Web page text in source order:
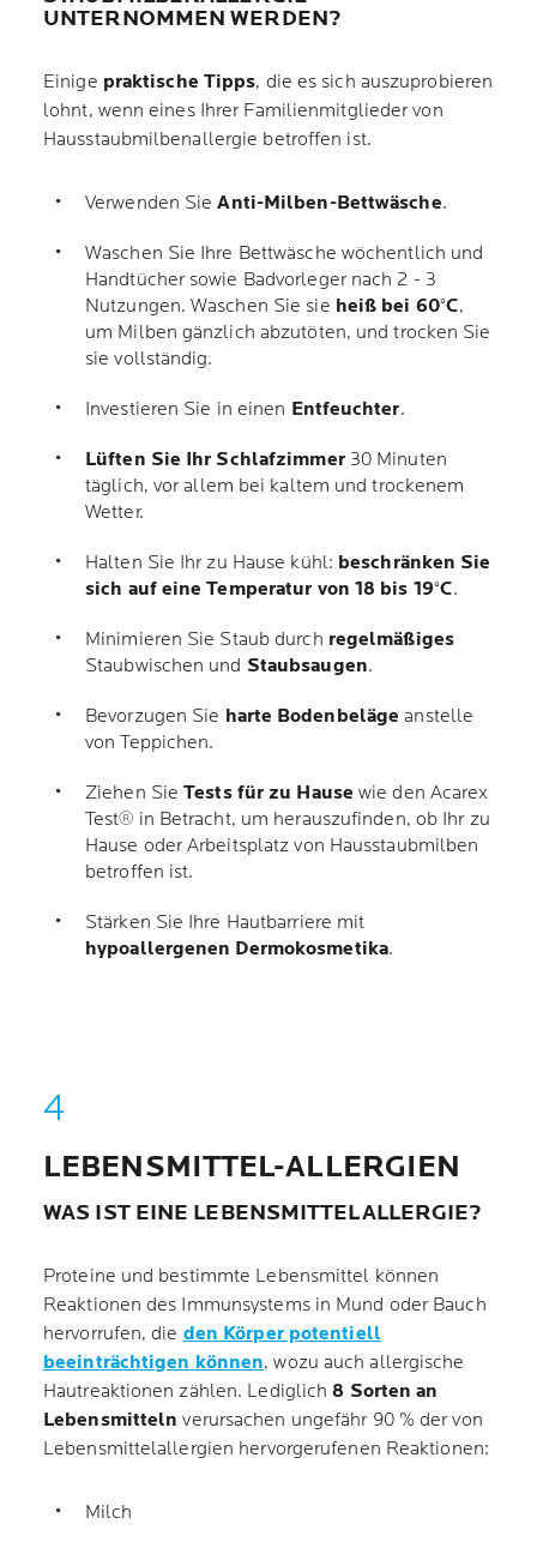
UNTERNOMMEN WERDEN?
Einige praktische Tipps, die es sich auszuprobieren
lohnt, wenn eines Ihrer Familienmitglieder von
Hausstaubmilbenallergie betroffen ist.
Verwenden SieAnti-Milben-Bettwäsche.
Waschen Sie Ihre Bettwäsche wöchentlich und
Handtücher sowie Badvorleger nach 2 - 3
Nutzungen. Waschen Sie sie heiß bei 60°C,
um Milben gänzlich abzutöten, und trocken Sie
sie vollständig.
Investieren Sie in einen Entfeuchter.
Lüften Sie Ihr Schlafzimmer30 Minuten
täglich, vor allem bei kaltem und trockenem
Wetter.
Halten Sie Ihr zu Hause kühl: beschränken Sie
sich auf eine Temperatur von 18 bis 19°C.
Minimieren Sie Staub durch regelmäßiges
Staubwischen und Staubsaugen.
Bevorzugen Sie harte Bodenbeläge anstelle
von Teppichen.
Ziehen SieTests für zu Hause wie den Acarex
Test® in Betracht, um herauszufinden, ob Ihr zu
Hause oder Arbeitsplatz von Hausstaubmilben
betroffen ist.
Stärken Sie Ihre Hautbarriere mit
hypoallergenen Dermokosmetika.
LEBENSMITTEL-ALLERGIEN
WAS IST EINE LEBENSMITTELALLERGIE?
Proteine und bestimmte Lebensmittel können
Reaktionen des Immunsystems in Mund oder Bauch
hervorrufen, die den Körper potentiell
beeinträchtigen können, wozu auch allergische
Hautreaktionen zählen. Lediglich8 Sorten an
Lebensmitteln verursachen ungefähr 90 % der von
Lebensmittelallergien hervorgerufenen Reaktionen:
Milch